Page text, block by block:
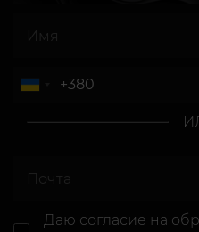
Даю согласие на